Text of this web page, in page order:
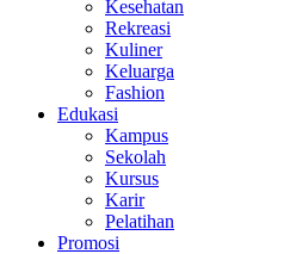
Kesehatan
Rekreasi
Kuliner
Keluarga
Fashion
Edukasi
Kampus
Sekolah
Kursus
Karir
Pelatihan
Promosi